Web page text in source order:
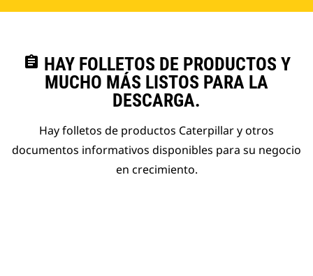
assignment HAY FOLLETOS DE PRODUCTOS Y
MUCHO MÁS LISTOS PARA LA
DESCARGA.
Hay folletos de productos Caterpillar y otros
documentos informativos disponibles para su negocio
en crecimiento.